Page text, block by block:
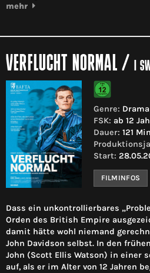
mehr
VERFLUCHT NORMAL / I
Genre: Drama
FSK: ab 12
Dauer: 121
Start:
FILMINFOS
Dass ein unkontrollierbares
Orden des British Empire
damit hätte wohl niemand
John Davidson selbst. In den
John (Scott Ellis Watson) in einer
auf, als er im Alter von 12 Jahren